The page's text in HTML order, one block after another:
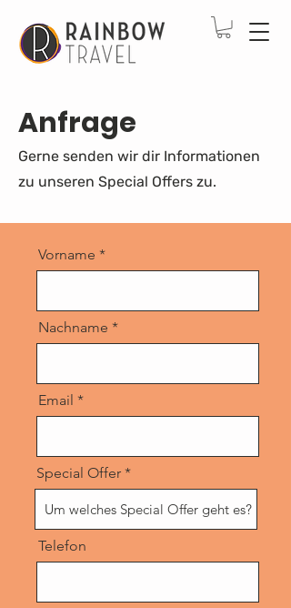
Anfrage
Gerne senden wir dir Informationen
zu unseren Special Offers zu.
Vorname
Nachname
Email
Special Offer
Telefon